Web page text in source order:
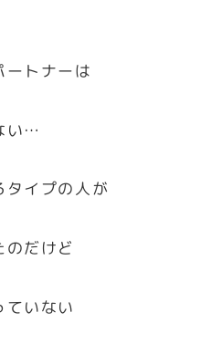
ートナーは
い…
タイプの人が
だけど
ていない